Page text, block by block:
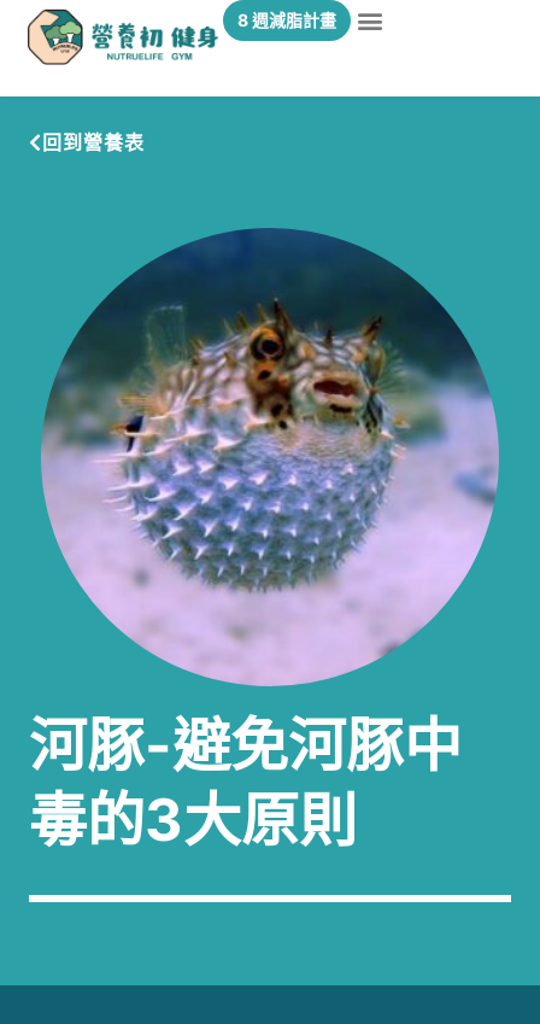
8 週減脂計畫
回到營養表
河豚-避免河豚中
毒的3大原則